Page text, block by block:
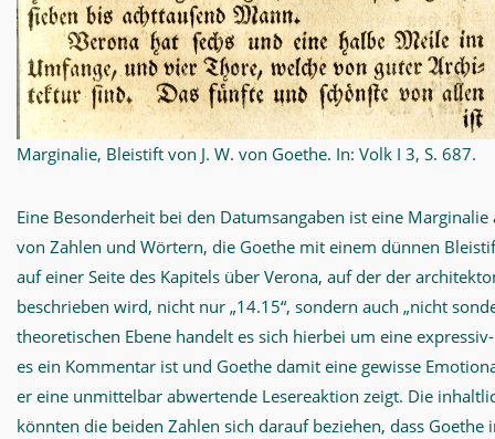
Marginalie, Bleistift von J. W. von Goethe. In: Volk I 3, S. 687.
Eine Besonderheit bei den Datumsangaben ist eine
von Zahlen und Wörtern, die Goethe mit einem dünnen
auf einer Seite des Kapitels über Verona, auf der der
beschrieben wird, nicht nur „14.15“, sondern auch „nicht
theoretischen Ebene handelt es sich hierbei um eine
es ein Kommentar ist und Goethe damit eine gewisse
er eine unmittelbar abwertende Lesereaktion zeigt. Die
könnten die beiden Zahlen sich darauf beziehen, dass Goethe